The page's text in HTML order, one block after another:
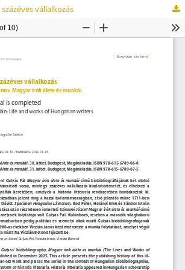
vállalkozás